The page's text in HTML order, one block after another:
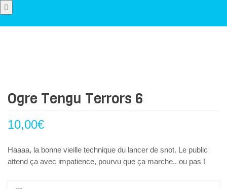
Ogre Tengu Terrors 6
10,00€
Haaaa, la bonne vieille technique du lancer de snot. Le public
attend ça avec impatience, pourvu que ça marche.. ou pas !